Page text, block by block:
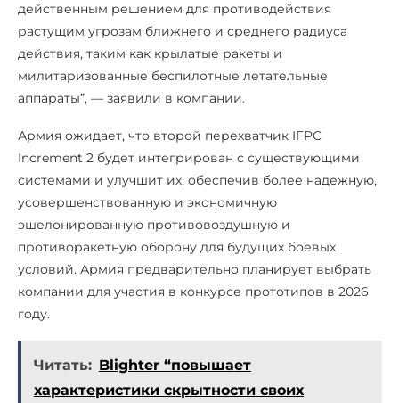
действенным решением для противодействия
растущим угрозам ближнего и среднего радиуса
действия, таким как крылатые ракеты и
милитаризованные беспилотные летательные
аппараты”, — заявили в компании.
Армия ожидает, что второй перехватчик IFPC
Increment 2 будет интегрирован с существующими
системами и улучшит их, обеспечив более надежную,
усовершенствованную и экономичную
эшелонированную противовоздушную и
противоракетную оборону для будущих боевых
условий. Армия предварительно планирует выбрать
компании для участия в конкурсе прототипов в 2026
году.
Читать: Blighter “повышает
характеристики скрытности своих